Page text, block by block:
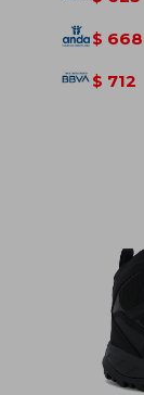
$ 668
$ 712